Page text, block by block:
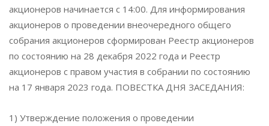
акционеров начинается с 14:00. Для информирования
акционеров о проведении внеочередного общего
собрания акционеров сформирован Реестр акционеров
по состоянию на 28 декабря 2022 года и Реестр
акционеров с правом участия в собрании по состоянию
на 17 января 2023 года. ПОВЕСТКА ДНЯ ЗАСЕДАНИЯ:
1) Утверждение положения о проведении